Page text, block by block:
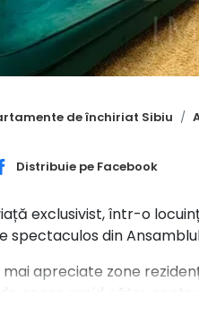
de închiriat Sibiu
Distribuie pe Facebook
exclusivist, într-o
spectaculos din
apreciate zone
acces rapid către
importante.